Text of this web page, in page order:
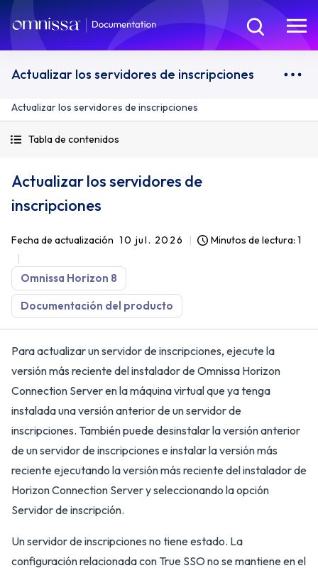
Actualizar los servidores de inscripciones
Actualizar los servidores de inscripciones
Tabla de contenidos
Actualizar los servidores de
inscripciones
Fecha de actualización 10 jul. 2026 Minutos de lectura: 1
Omnissa Horizon 8
Documentación del producto
Para actualizar un servidor de inscripciones, ejecute la
versión más reciente del instalador de Omnissa Horizon
Connection Server en la máquina virtual que ya tenga
instalada una versión anterior de un servidor de
inscripciones. También puede desinstalar la versión anterior
de un servidor de inscripciones e instalar la versión más
reciente ejecutando la versión más reciente del instalador de
Horizon Connection Server y seleccionando la opción
Servidor de inscripción.
Un servidor de inscripciones no tiene estado. La
configuración relacionada con True SSO no se mantiene en el